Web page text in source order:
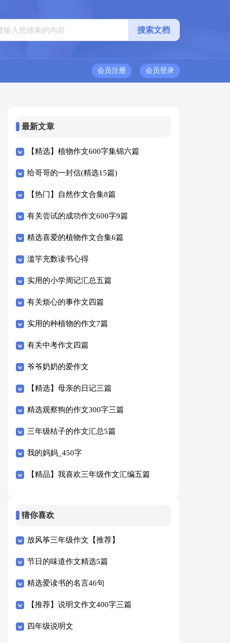
会员登录
会员注册
最新文章
【精选】植物作文600字集锦六篇
给哥哥的一封信(精选15篇)
【热门】自然作文合集8篇
有关尝试的成功作文600字9篇
精选喜爱的植物作文合集6篇
滥竽充数读书心得
实用的小学周记汇总五篇
有关烦心的事作文四篇
实用的种植物的作文7篇
有关中考作文四篇
爷爷奶奶的爱作文
【精选】母亲的日记三篇
精选观察狗的作文300字三篇
三年级桔子的作文汇总5篇
我的妈妈_450字
【精品】我喜欢三年级作文汇编五篇
猜你喜欢
放风筝三年级作文【推荐】
节日的味道作文精选5篇
精选爱读书的名言46句
【推荐】说明文作文400字三篇
四年级说明文